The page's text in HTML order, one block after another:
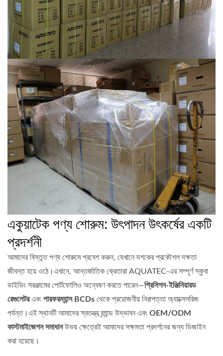
একুয়াটেক পণ্য শোরুম: উৎপাদন উৎকর্ষের একটি
প্রদর্শনী
আমাদের বিস্তৃত পণ্য শোরুমে প্রবেশ করুন, যেখানে দশকের প্রকৌশল দক্ষতা
জীবন্ত হয়ে ওঠে।এখানে, আন্তর্জাতিক ক্রেতারা AQUATEC-এর সম্পূর্ণ স্কুবা
ডাইভিং সরঞ্জামের পোর্টফোলিও অন্বেষণ করতে পারেন—প্রিসিশন-ইঞ্জিনিয়ারড
রেগুলেটরএবং পারফরম্যান্স BCDs থেকে প্রয়োজনীয় নিরাপত্তা অ্যাক্সেসরিজ
পর্যন্ত।এই স্থানটি আমাদের স্বতন্ত্র ব্র্যান্ড উদ্ভাবন এবং OEM/ODM
কাস্টমাইজেশন সমাধানউভয় ক্ষেত্রেই আমাদের সক্ষমতা প্রদর্শনের জন্য ডিজাইন
করা হয়েছে।